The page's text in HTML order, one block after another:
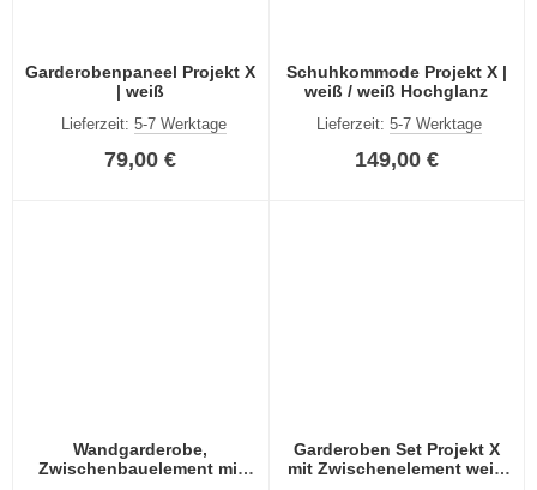
Garderobenpaneel Projekt X
| weiß
Lieferzeit: 5-7 Werktage
79,00 €
Schuhkommode Projekt X |
weiß / weiß Hochglanz
Lieferzeit:5-7 Werktage
149,00 €
Wandgarderobe,
Zwischenbauelement mit
Garderoben Set Projekt X
mit Zwischenelement weiß